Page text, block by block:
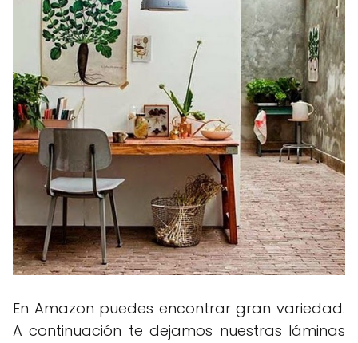
En Amazon puedes encontrar gran variedad.
A continuación te dejamos nuestras láminas